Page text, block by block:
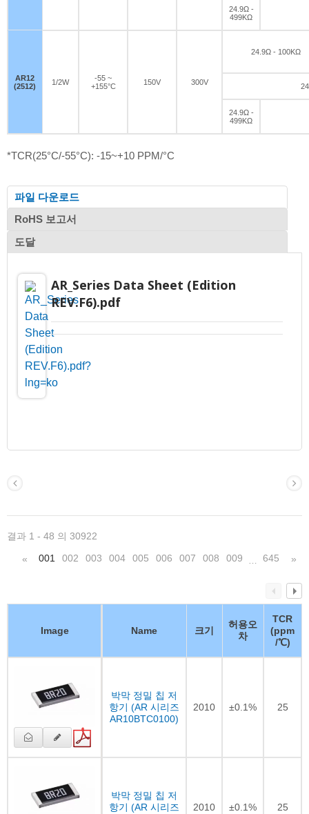
24.9Ω -
499KΩ
AR12
(2512)
1/2W
-55 ~
+155°C
150V 300V
24.9Ω - 100KΩ
24.9Ω -
499KΩ
*TCR(25°C/-55°C): -15~+10 PPM/°C
파일 다운로드
RoHS 보고서
도달
AR_Series Data Sheet (Edition
REV.F6).pdf
결과 1 - 48 의 30922
« 001 002 003 004 005 006 007 008 009 … 645 »
Image Name 크기
허용오
차
TCR
(ppm
/℃)
박막 정밀 칩 저
항기 (AR 시리즈
AR10BTC0100)
2010 ±0.1% 25
박막 정밀 칩 저
항기 (AR 시리즈
2010 ±0.1% 25